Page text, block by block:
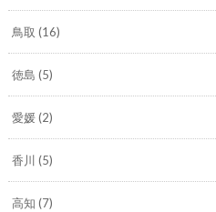
鳥取 (16)
徳島 (5)
愛媛(2)
香川 (5)
高知 (7)